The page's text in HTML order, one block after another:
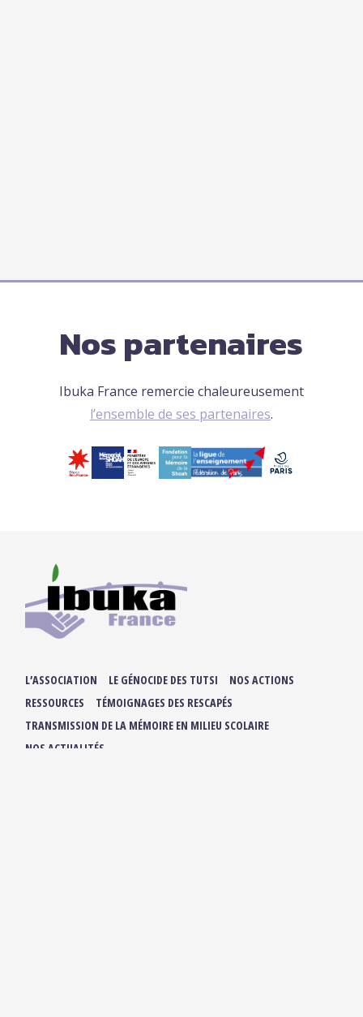
Nos partenaires
Ibuka France remercie chaleureusement
l’ensemble de ses partenaires.
L’ASSOCIATION LE GÉNOCIDE DES TUTSI
NOS ACTIONS
RESSOURCES
TÉMOIGNAGES DES RESCAPÉS
TRANSMISSION DE LA MÉMOIRE EN MILIEU SCOLAIRE
NOS ACTUALITÉS